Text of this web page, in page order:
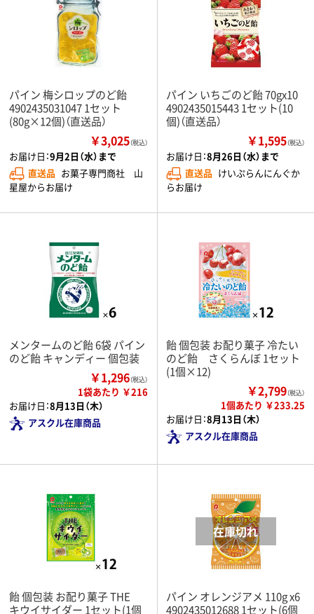
パイン 梅シロップのど飴
4902435031047 1セット
(80g×12個)（直送品）
￥3,025（税込）
お届け日：9月2日（水）まで
直送品 お菓子専門商社 山
星屋からお届け
パイン いちごのど飴 70gx10
4902435015443 1セット(10
個)（直送品）
￥1,595（税込）
お届け日：8月26日（水）まで
直送品 けいぷらんにんぐか
らお届け
メンタームのど飴 6袋 パイン
のど飴 キャンディー 個包装
￥1,296（税込）
1袋あたり ￥216
お届け日：8月13日（木）
アスクル在庫商品
飴 個包装 お配り菓子 冷たい
のど飴 さくらんぼ 1セット
(1個×12)
￥2,799（税込）
1個あたり ￥233.25
お届け日：8月13日（木）
アスクル在庫商品
飴 個包装 お配り菓子 THE
キウイサイダー 1セット(1個
パイン オレンジアメ 110g x6
4902435012688 1セット(6個